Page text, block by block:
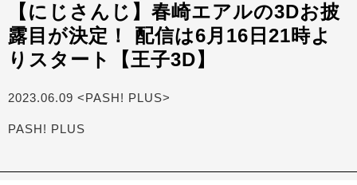
【にじさんじ】春崎エアルの3Dお披
露目が決定！ 配信は6月16日21時よ
りスタート【王子3D】
2023.06.09 <PASH! PLUS>
PASH! PLUS